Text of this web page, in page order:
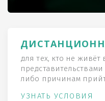
для тех, кто не
либо причинам
УЗНАТЬ УСЛОВИЯ